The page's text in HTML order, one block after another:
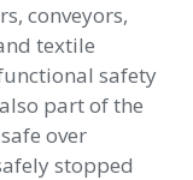
conveyors,
textile
safety
part of the
over
stopped